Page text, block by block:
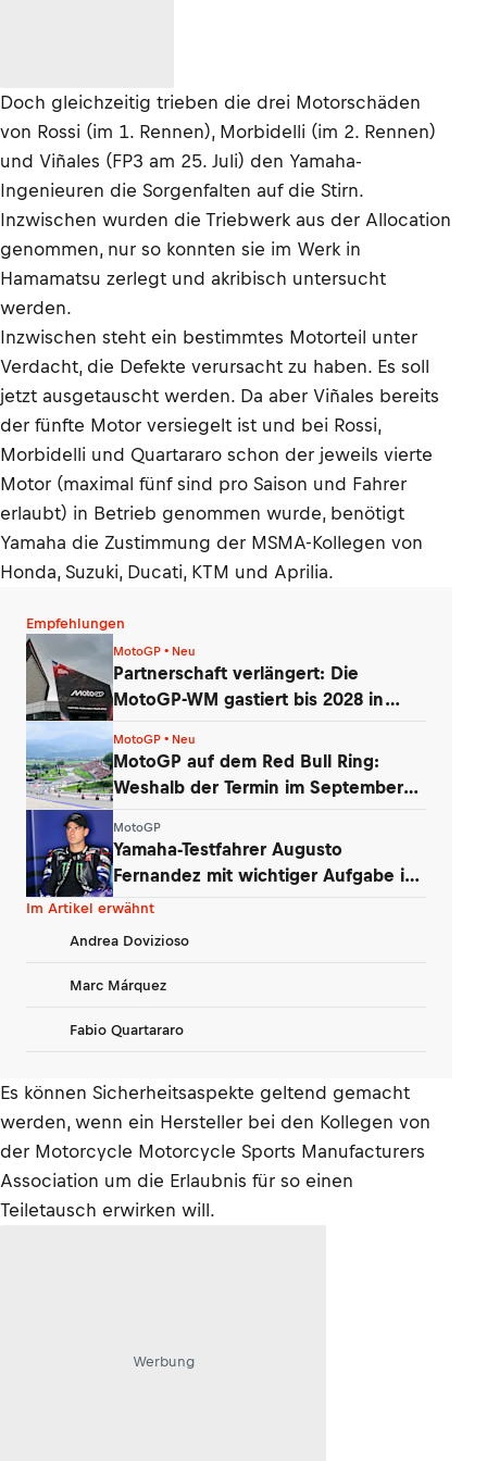
Doch gleichzeitig trieben die drei Motorschäden
von Rossi (im 1. Rennen), Morbidelli (im 2. Rennen)
und Viñales (FP3 am 25. Juli) den Yamaha-
Ingenieuren die Sorgenfalten auf die Stirn.
Inzwischen wurden die Triebwerk aus der Allocation
genommen, nur so konnten sie im Werk in
Hamamatsu zerlegt und akribisch untersucht
werden.
Inzwischen steht ein bestimmtes Motorteil unter
Verdacht, die Defekte verursacht zu haben. Es soll
jetzt ausgetauscht werden. Da aber Viñales bereits
der fünfte Motor versiegelt ist und bei Rossi,
Morbidelli und Quartararo schon der jeweils vierte
Motor (maximal fünf sind pro Saison und Fahrer
erlaubt) in Betrieb genommen wurde, benötigt
Yamaha die Zustimmung der MSMA-Kollegen von
Honda, Suzuki, Ducati, KTM und Aprilia.
Empfehlungen
MotoGP • Neu
Partnerschaft verlängert: Die
MotoGP-WM gastiert bis 2028 in
MotoGP • Neu
MotoGP auf dem Red Bull Ring:
Weshalb der Termin im September
MotoGP
Yamaha-Testfahrer Augusto
Fernandez mit wichtiger Aufgabe in
Silverstone
Im Artikel erwähnt
Andrea Dovizioso
Marc Márquez
Fabio Quartararo
Es können Sicherheitsaspekte geltend gemacht
werden, wenn ein Hersteller bei den Kollegen von
der Motorcycle Motorcycle Sports Manufacturers
Association um die Erlaubnis für so einen
Teiletausch erwirken will.
Werbung